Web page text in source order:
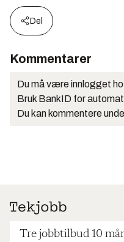
Del
Kommentarer
Du må være innlogget
Bruk BankID for
Du kan kommentere
Tre jobbtilbud 10